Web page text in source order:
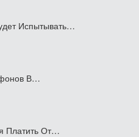
Испытывать…
В…
Платить От…